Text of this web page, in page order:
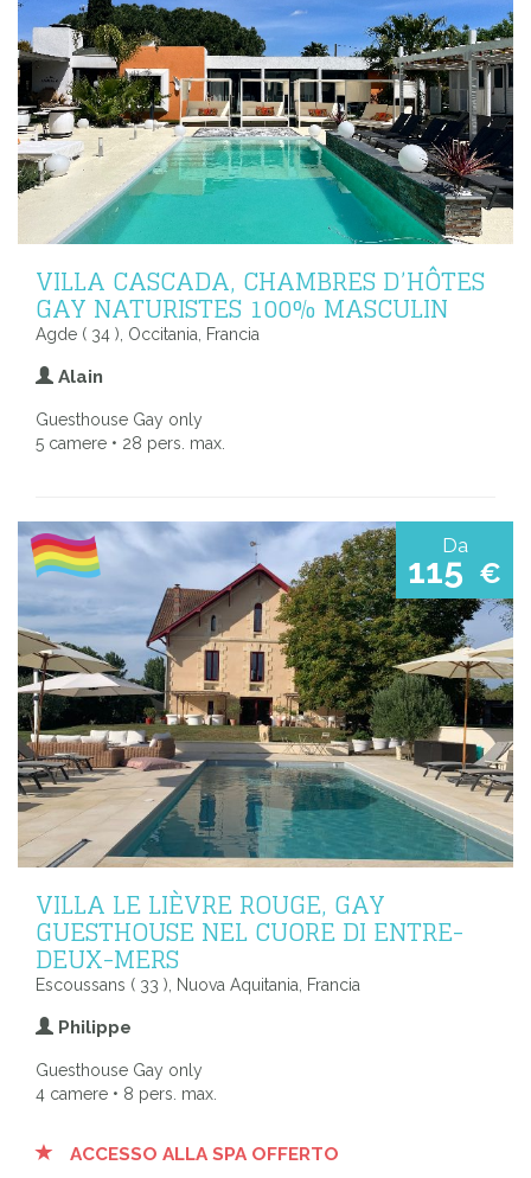
VILLA CASCADA, CHAMBRES D’HÔTES
GAY NATURISTES 100% MASCULIN
Agde ( 34 ), Occitania, Francia
Alain
Guesthouse Gay only
5 camere • 28 pers. max.
Da
115 €
VILLA LE LIÈVRE ROUGE, GAY
GUESTHOUSE NEL CUORE DI ENTRE-
DEUX-MERS
Escoussans ( 33 ), Nuova Aquitania, Francia
Philippe
Guesthouse Gay only
4 camere • 8 pers. max.
ACCESSO ALLA SPA OFFERTO